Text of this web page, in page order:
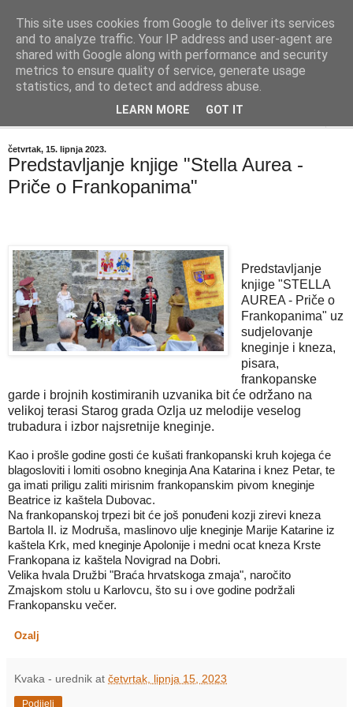
"Kvaka"
Časopis za književnost ISSN 2459-5632
četvrtak, 15. lipnja 2023.
Predstavljanje knjige "Stella Aurea -
Priče o Frankopanima"
Predstavljanje
knjige "STELLA
AUREA - Priče o
Frankopanima" uz
sudjelovanje
kneginje i kneza,
pisara,
frankopanske
garde i brojnih kostimiranih uzvanika bit će održano na
velikoj terasi Starog grada Ozlja uz melodije veselog
trubadura i izbor najsretnije kneginje.
Kao i prošle godine gosti će kušati frankopanski kruh kojega će
blagosloviti i lomiti osobno kneginja Ana Katarina i knez Petar, te
ga imati priligu zaliti mirisnim frankopanskim pivom kneginje
Beatrice iz kaštela Dubovac.
Na frankopanskoj trpezi bit će još ponuđeni kozji zirevi kneza
Bartola II. iz Modruša, maslinovo ulje kneginje Marije Katarine iz
kaštela Krk, med kneginje Apolonije i medni ocat kneza Krste
Frankopana iz kaštela Novigrad na Dobri.
Velika hvala Družbi "Braća hrvatskoga zmaja", naročito
Zmajskom stolu u Karlovcu, što su i ove godine podržali
Frankopansku večer.
Ozalj
Kvaka - urednik at četvrtak, lipnja 15, 2023
Podijeli
This site uses cookies from Google to deliver its services
and to analyze traffic. Your IP address and user-agent are
shared with Google along with performance and security
metrics to ensure quality of service, generate usage
statistics, and to detect and address abuse.
LEARN MORE GOT IT